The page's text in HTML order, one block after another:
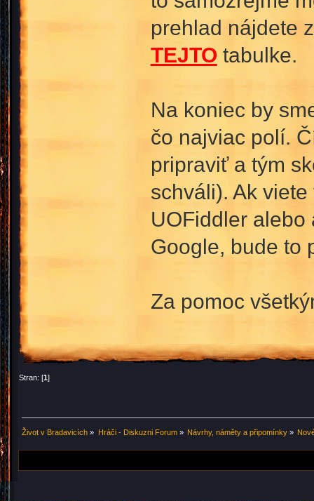
prehlad nájdete
TEJTO tabulke.
Na koniec by
čo najviac polí.
pripraviť a tým
schváli). Ak
UOFiddler
Google, bude to
Za pomoc
Stran: [1]
Život v Bradavicích » Hráči - Diskuzni Forum» Návrhy, náměty a připomínky»